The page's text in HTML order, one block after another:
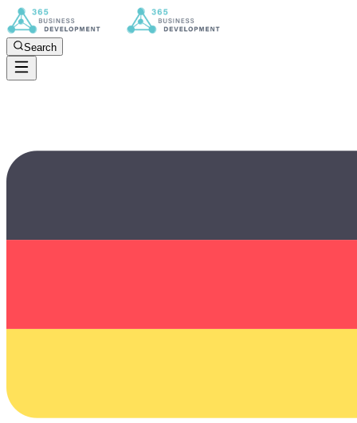
Search